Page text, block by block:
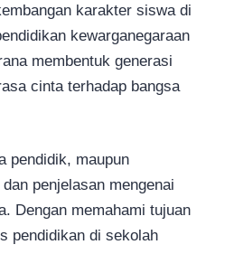
karakter siswa di
kewarganegaraan
membentuk generasi
cinta terhadap bangsa
pendidik, maupun
penjelasan mengenai
Dengan memahami tujuan
pendidikan di sekolah